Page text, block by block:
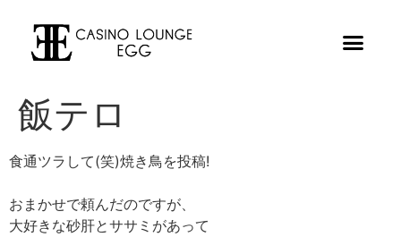
飯テロ
食通ツラして(笑)焼き鳥を投稿!
おまかせで頼んだのですが、
大好きな砂肝とササミがあって